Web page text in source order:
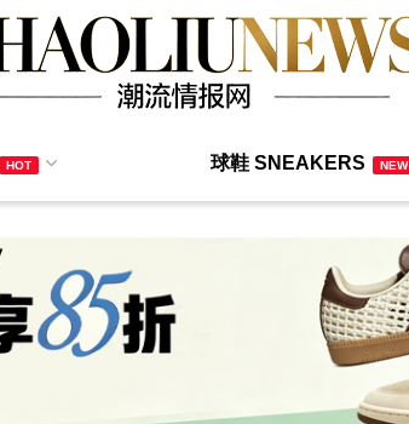
HOT 球鞋 SNEAKERS NEW